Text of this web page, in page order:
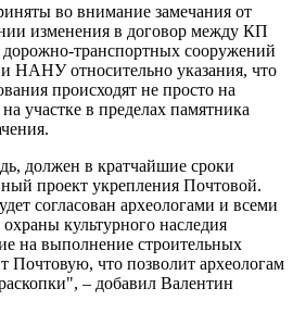
во внимание замечания от
изменения в договор между КП
дорожно-транспортных сооружений
НАНУ относительно указания, что
происходят не просто на
участке в пределах памятника
должен в кратчайшие сроки
проект укрепления Почтовой.
согласован археологами и всеми
культурного наследия
на выполнение строительных
Почтовую, что позволит археологам
– добавил Валентин